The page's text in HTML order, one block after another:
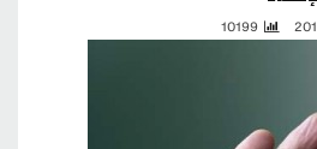
10199